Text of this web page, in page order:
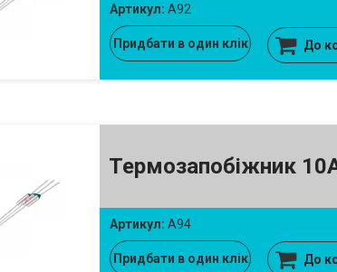
Артикул: A92
Придбати в один клік До
Термозапобіжник
Артикул: A94
Придбати в один клік До